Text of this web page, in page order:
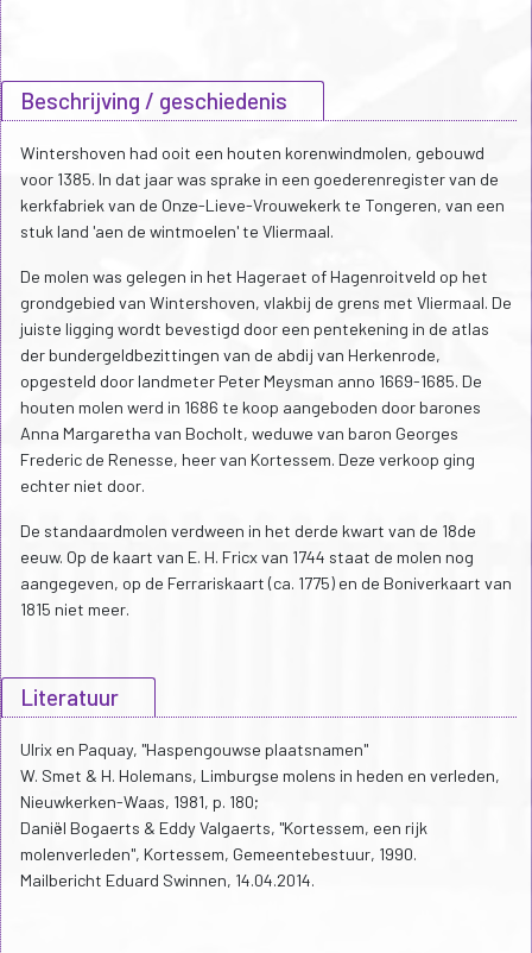
Beschrijving / geschiedenis
Wintershoven had ooit een houten korenwindmolen, gebouwd
voor 1385. In dat jaar was sprake in een goederenregister van de
kerkfabriek van de Onze-Lieve-Vrouwekerk te Tongeren, van een
stuk land 'aen de wintmoelen' te Vliermaal.
De molen was gelegen in het Hageraet of Hagenroitveld op het
grondgebied van Wintershoven, vlakbij de grens met Vliermaal. De
juiste ligging wordt bevestigd door een pentekening in de atlas
der bundergeldbezittingen van de abdij van Herkenrode,
opgesteld door landmeter Peter Meysman anno 1669-1685. De
houten molen werd in 1686 te koop aangeboden door barones
Anna Margaretha van Bocholt, weduwe van baron Georges
Frederic de Renesse, heer van Kortessem. Deze verkoop ging
echter niet door.
De standaardmolen verdween in het derde kwart van de 18de
eeuw. Op de kaart van E. H. Fricx van 1744 staat de molen nog
aangegeven, op de Ferrariskaart (ca. 1775) en de Boniverkaart van
1815 niet meer.
Literatuur
Ulrix en Paquay, "Haspengouwse plaatsnamen"
W. Smet & H. Holemans, Limburgse molens in heden en verleden,
Nieuwkerken-Waas, 1981, p. 180;
Daniël Bogaerts & Eddy Valgaerts, "Kortessem, een rijk
molenverleden", Kortessem, Gemeentebestuur, 1990.
Mailbericht Eduard Swinnen, 14.04.2014.